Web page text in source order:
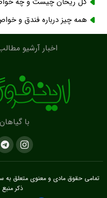
همه چیز درباره فندق و
اخبار آرشیو
با
تمامی حقوق مادی و معنوی متعلق به
ذکر